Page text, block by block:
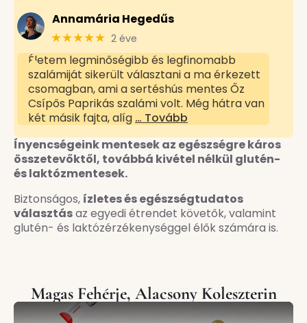
Annamária Hegedűs
★★★★★ 2 éve
Életem legminőségibb és legfinomabb
szalámiját sikerült választani a ma érkezett
csomagban, ami a sertéshús mentes Őz
Csípős Paprikás szalámi volt. Még hátra van
két másik fajta, alíg … Tovább
Ínyencségeink mentesek az egészségre káros
összetevőktől, továbbá kivétel nélkül glutén-
és laktózmentesek.
Biztonságos, ízletes és egészségtudatos
választásaz egyedi étrendet követők, valamint
glutén- és laktózérzékenységgel élők számára is.
Magas Fehérje, Alacsony Koleszterin